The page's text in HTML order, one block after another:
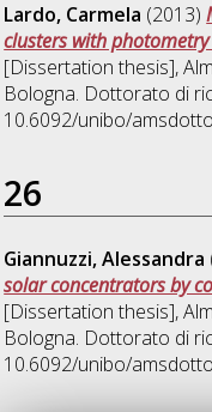
Lardo, Carmela (2013)
clusters with
[Dissertation thesis],
Bologna. Dottorato di
10.6092/unibo/
26
Giannuzzi, Alessandra
solar concentrators by
[Dissertation thesis],
Bologna. Dottorato di
10.6092/unibo/